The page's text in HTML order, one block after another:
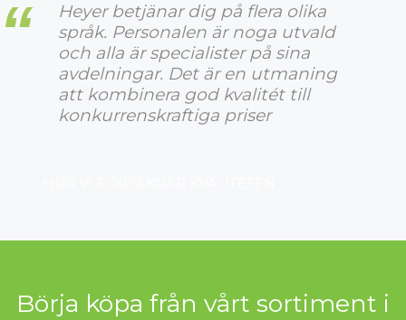
Heyer betjänar dig på flera olika
språk. Personalen är noga utvald
och alla är specialister på sina
avdelningar. Det är en utmaning
att kombinera god kvalitét till
konkurrenskraftiga priser
Börja köpa från vårt sortiment i